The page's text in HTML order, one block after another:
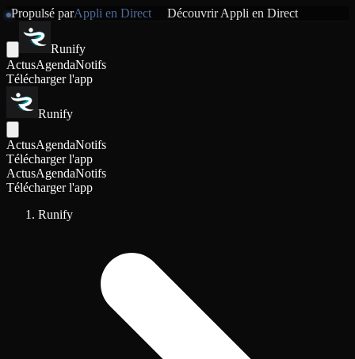
Propulsé parAppli en Direct DécouvrirAppli en Direct
Runify
ActusAgendaNotifs
Télécharger l'app
Runify
ActusAgendaNotifs
Télécharger l'app
ActusAgendaNotifs
Télécharger l'app
Runify